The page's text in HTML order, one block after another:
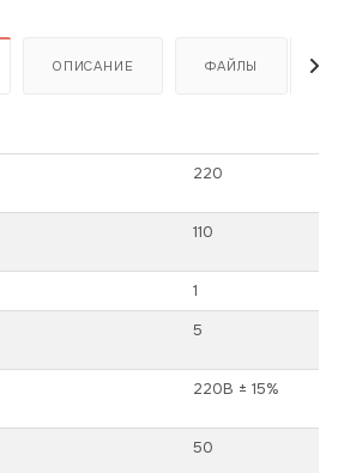
ОПИСАНИЕ ФАЙЛЫ
220
110
1
5
220В ± 15%
50